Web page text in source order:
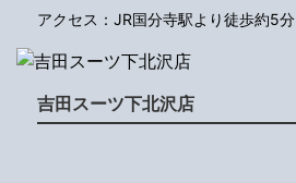
アクセス：JR国分寺駅より徒歩約5分
吉田スーツ下北沢店